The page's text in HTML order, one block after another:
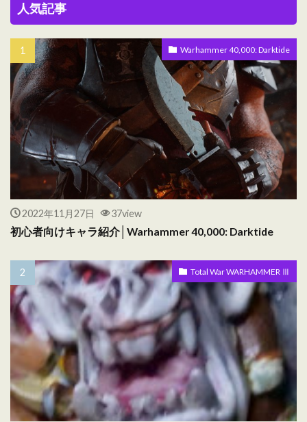
人気記事
Warhammer 40,000: Darktide
2022年11月27日 37view
初心者向けキャラ紹介│Warhammer 40,000: Darktide
Total War WARHAMMER Ⅲ